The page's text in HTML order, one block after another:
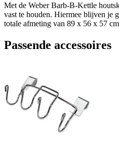
Met de Weber Barb-B-Kettle
vast te houden. Hiermee blijven je
totale afmeting van 89 x 56 x 57
Passende accessoires